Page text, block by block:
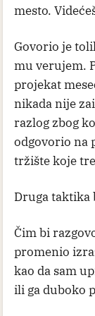
mesto.
Govorio je
mu verujem.
projekat
nikada nije
razlog zbog
odgovorio na
tržište koje
Druga taktika
Čim bi
promenio
kao da sam
ili ga duboko